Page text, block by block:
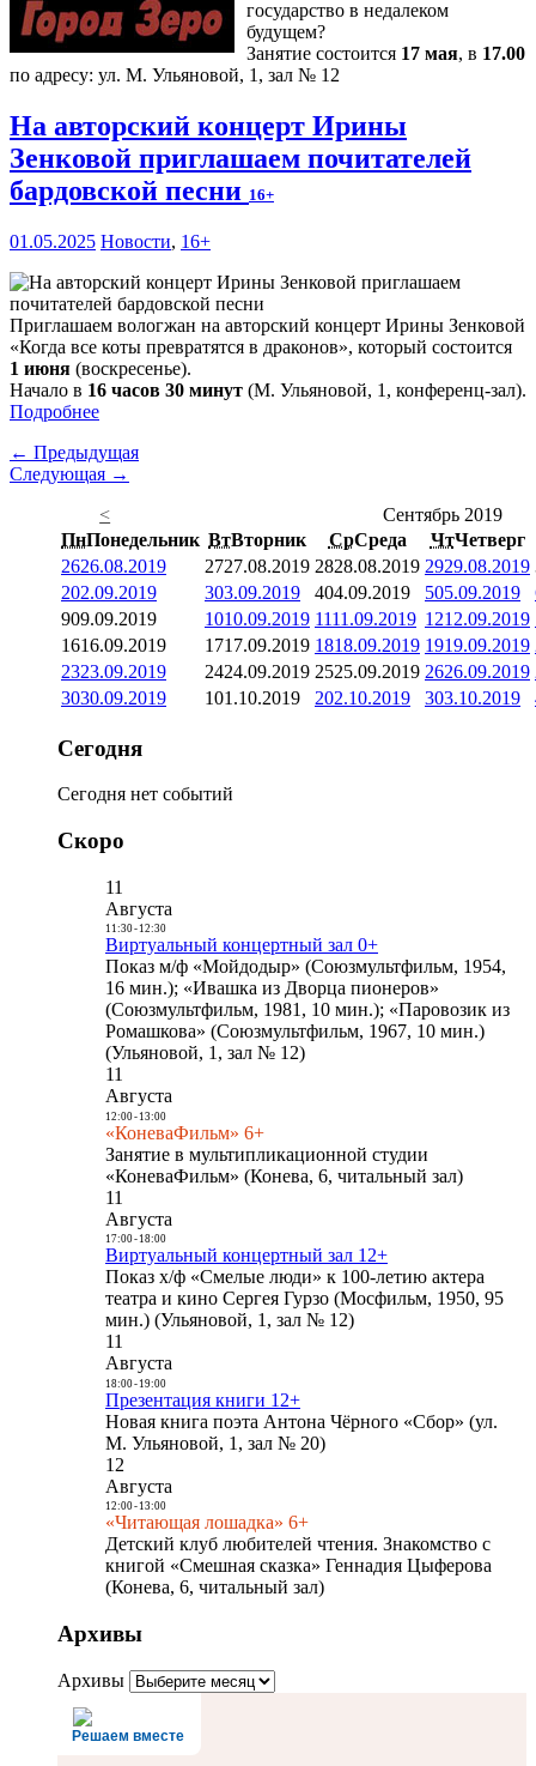
государство в недалеком
будущем?
Занятие состоится 17 мая, в 17.00
по адресу: ул. М. Ульяновой, 1, зал № 12
На авторский концерт Ирины
Зенковой приглашаем почитателей
бардовской песни 16+
01.05.2025 Новости, 16+
Приглашаем вологжан на авторский концерт Ирины Зенковой
«Когда все коты превратятся в драконов», который состоится
1 июня (воскресенье).
Начало в 16 часов 30 минут (М. Ульяновой, 1, конференц-зал).
Подробнее
← Предыдущая
Следующая →
<
Сентябрь 2019
ПнПонедельник ВтВторник СрСреда ЧтЧетверг
2626.08.2019 2727.08.2019 2828.08.2019 2929.08.2019
202.09.2019 303.09.2019 404.09.2019 505.09.2019
909.09.2019 1010.09.2019 1111.09.2019 1212.09.2019
1616.09.2019 1717.09.2019 1818.09.2019 1919.09.2019
2323.09.2019 2424.09.2019 2525.09.2019 2626.09.2019
3030.09.2019 101.10.2019 202.10.2019 303.10.2019
Сегодня
Сегодня нет событий
Скоро
11
Августа
11:30- 12:30
Виртуальный концертный зал 0+
Показ м/ф «Мойдодыр» (Союзмультфильм, 1954,
16 мин.); «Ивашка из Дворца пионеров»
(Союзмультфильм, 1981, 10 мин.); «Паровозик из
Ромашкова» (Союзмультфильм, 1967, 10 мин.)
(Ульяновой, 1, зал № 12)
11
Августа
12:00- 13:00
«КоневаФильм» 6+
Занятие в мультипликационной студии
«КоневаФильм» (Конева, 6, читальный зал)
11
Августа
17:00- 18:00
Виртуальный концертный зал 12+
Показ х/ф «Смелые люди» к 100-летию актера
театра и кино Сергея Гурзо (Мосфильм, 1950, 95
мин.) (Ульяновой, 1, зал № 12)
11
Августа
18:00- 19:00
Презентация книги 12+
Новая книга поэта Антона Чёрного «Сбор» (ул.
М. Ульяновой, 1, зал № 20)
12
Августа
12:00- 13:00
«Читающая лошадка» 6+
Детский клуб любителей чтения. Знакомство с
книгой «Смешная сказка» Геннадия Цыферова
(Конева, 6, читальный зал)
Архивы
Архивы
Решаем вместе